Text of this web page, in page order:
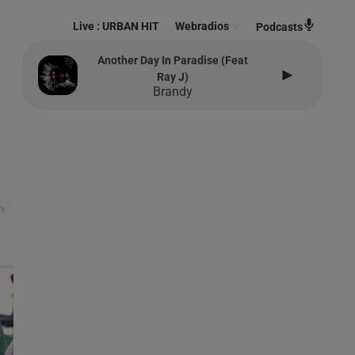
Live : URBAN HIT Webradios Podcasts
Another Day In Paradise (feat
Ray J)
Brandy